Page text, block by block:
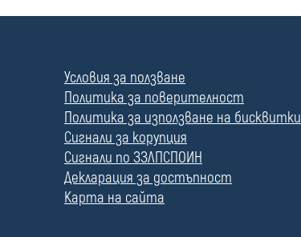
л
е
Условия за ползване
Политика за поверителност
Политика за използване на бисквитки
Сигнали за корупция
Сигнали по ЗЗЛПСПОИН
Декларация за достъпност
Карта на сайта